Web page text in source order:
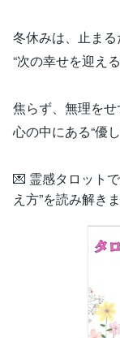
冬休みは、止まる
“次の幸せを迎える
焦らず、無理をせ
心の中にある“優
💌 霊感タロット
え方”を読み解きま